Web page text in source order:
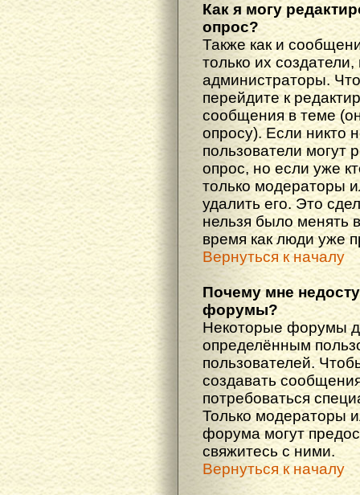
Как я могу
опрос?
Также как и
только их
администраторы.
перейдите к
сообщения в теме
опросу). Если никто
пользователи могут
опрос, но если уже
только модераторы
удалить его. Это
нельзя было менять
время как люди уже
Вернуться к началу
Почему мне
форумы?
Некоторые форумы
определённым
пользователей.
создавать
потребоваться
Только модераторы
форума могут
свяжитесь с ними.
Вернуться к началу